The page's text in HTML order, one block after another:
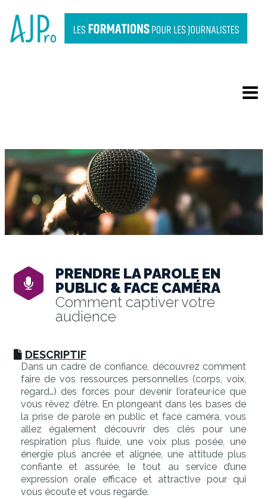
PRENDRE LA PAROLE EN
PRENDRE LA PAROLE EN
PUBLIC & FACE CAMÉRA
Comment captiver votre
audience
DESCRIPTIF
Dans un cadre de confiance, découvrez comment
faire de vos ressources personnelles (corps, voix,
regard…) des forces pour devenir l’orateur·ice que
vous rêvez d’être. En plongeant dans les bases de
la prise de parole en public et face caméra, vous
allez également découvrir des clés pour une
respiration plus fluide, une voix plus posée, une
énergie plus ancrée et alignée, une attitude plus
confiante et assurée, le tout au service d’une
expression orale efficace et attractive pour qui
vous écoute et vous regarde.